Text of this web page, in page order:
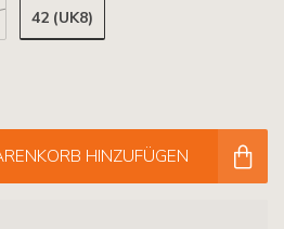
42 (UK8)
HINZUFÜGEN